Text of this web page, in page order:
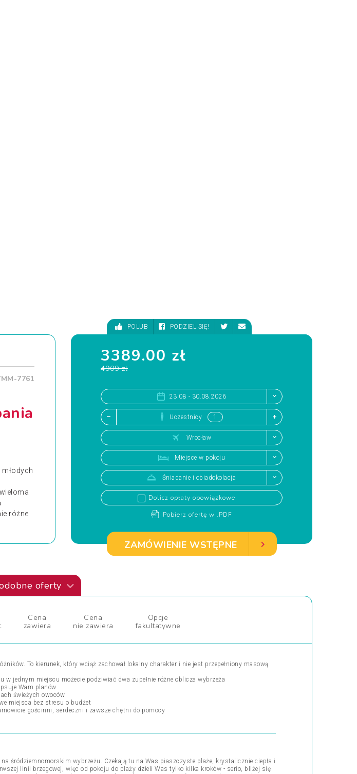
7761
różne
POLUB PODZIEL SIĘ!
3389.00 zł
4909 zł
23.08 - 30.08.2026
Uczestnicy
Wrocław
Miejsce w pokoju
Śniadanie i obiadokolacja
Dolicz opłaty obowiązkowe
Pobierz ofertę w .PDF
ZAMÓWIENIE WSTĘPNE
oferty
Cena
zawiera
Cena
nie zawiera
Opcje
fakultatywne
To kierunek, który wciąż zachował lokalny charakter i nie jest przepełniony masową
jednym miejscu możecie podziwiać dwa zupełnie różne oblicza wybrzeża
Wam planów
świeżych owoców
miejsca bez stresu o budżet
gościnni, serdeczni i zawsze chętni do pomocy
śródziemnomorskim wybrzeżu. Czekają tu na Was piaszczyste plaże, krystalicznie ciepła i
linii brzegowej, więc od pokoju do plaży dzieli Was tylko kilka kroków - serio, bliżej się